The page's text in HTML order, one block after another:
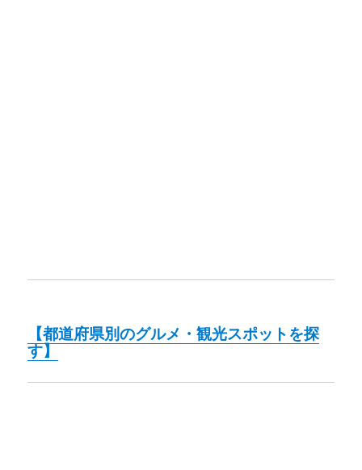
【都道府県別のグルメ・観光スポットを探
す】